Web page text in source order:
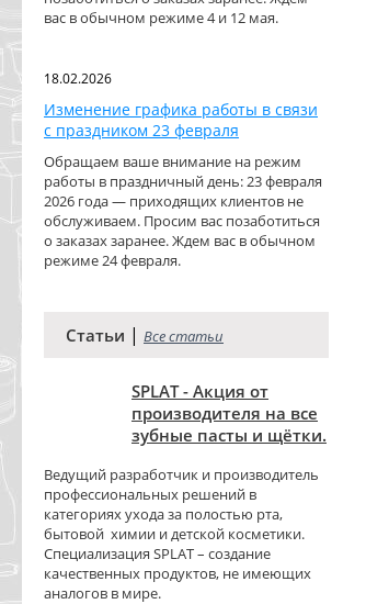
вас в обычном режиме 4 и 12 мая.
18.02.2026
Изменение графика работы в связи
с праздником 23 февраля
Обращаем ваше внимание на режим
работы в праздничный день: 23 февраля
2026 года — приходящих клиентов не
обслуживаем. Просим вас позаботиться
о заказах заранее. Ждем вас в обычном
режиме 24 февраля.
Статьи | Все статьи
SPLAT - Акция от
производителя на все
зубные пасты и щётки.
Ведущий разработчик и производитель
профессиональных решений в
категориях ухода за полостью рта,
бытовой химии и детской косметики.
Специализация SPLAT – создание
качественных продуктов, не имеющих
аналогов в мире.